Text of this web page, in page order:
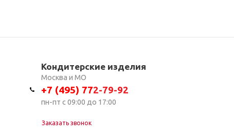
Кондитерские изделия
Москва и МО
+7 (495) 772-79-92
пн-пт с 09:00 до 17:00
Заказать звонок